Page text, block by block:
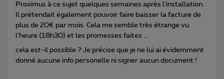
Proximus à ce sujet quelques semaines après l’installation.
Il prétendait également pouvoir faire baisser la facture de
plus de 20€ par mois. Cela me semble très étrange vu
l’heure (18h30) et les promesses faites …
cela est-il possible ? Je précise que je ne lui ai évidemment
donné aucune info personelle ni signer aucun document !